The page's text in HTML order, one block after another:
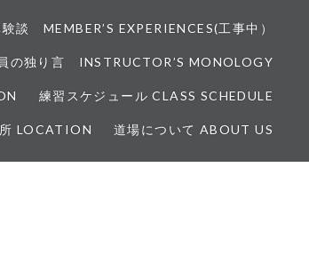
談 MEMBER’S EXPERIENCES(工事中）
の独り言 INSTRUCTOR’S MONOLOGY
練習スケジュール CLASS SCHEDULE
LOCATION 道場について ABOUT US